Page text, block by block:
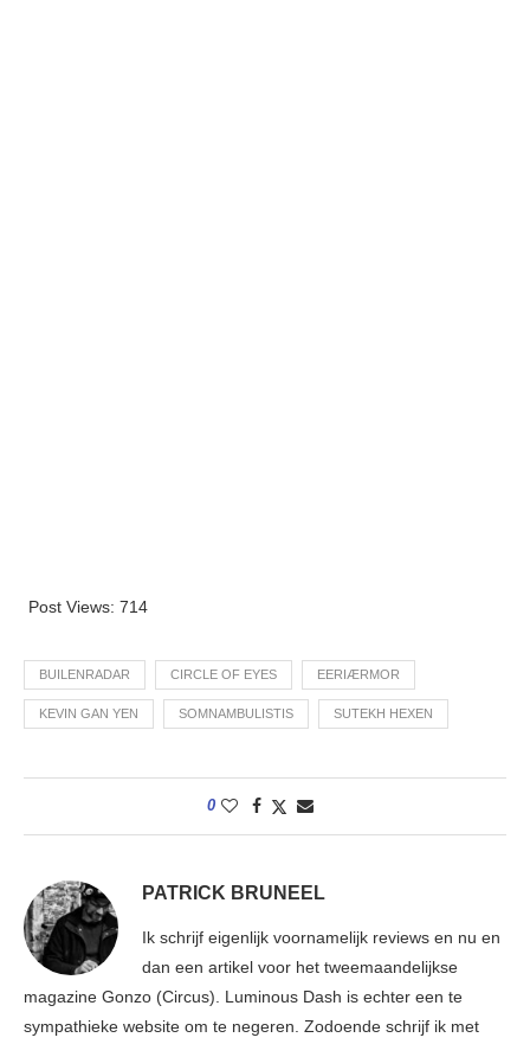
Post Views: 714
BUILENRADAR CIRCLE OF EYES EERIÆRMOR
KEVIN GAN YEN SOMNAMBULISTIS SUTEKH HEXEN
0
PATRICK BRUNEEL
Ik schrijf eigenlijk voornamelijk reviews en nu en
dan een artikel voor het tweemaandelijkse
magazine Gonzo (Circus). Luminous Dash is echter een te
sympathieke website om te negeren. Zodoende schrijf ik met